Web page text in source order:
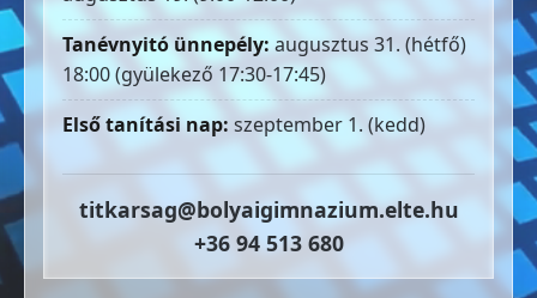
Tanévnyitó ünnepély: augusztus 31. (hétfő)
18:00 (gyülekező 17:30-17:45)
Első tanítási nap: szeptember 1. (kedd)
titkarsag@bolyaigimnazium.elte.hu
+36 94 513 680